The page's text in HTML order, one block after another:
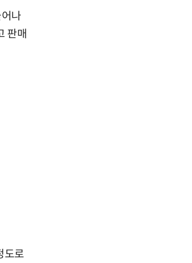
나
판매
도로